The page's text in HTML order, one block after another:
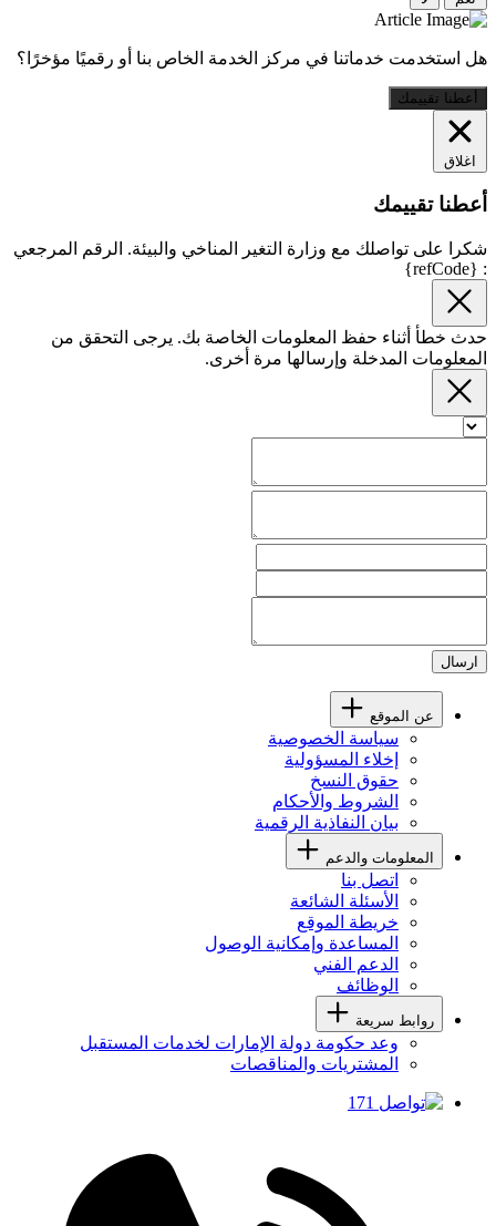
هل استخدمت خدماتنا في مركز الخدمة الخاص بنا أو رقميًا مؤخرًا؟
أعطنا تقييمك
اغلاق
أعطنا تقييمك
شكرا على تواصلك مع وزارة التغير المناخي والبيئة. الرقم المرجعي
: {refCode}
حدث خطأ أثناء حفظ المعلومات الخاصة بك. يرجى التحقق من
المعلومات المدخلة وإرسالها مرة أخرى.
ارسال
عن الموقع
سياسة الخصوصية
إخلاء المسؤولية
حقوق النسخ
الشروط والأحكام
بيان النفاذية الرقمية
المعلومات والدعم
اتصل بنا
الأسئلة الشائعة
خريطة الموقع
المساعدة وإمكانية الوصول
الدعم الفني
الوظائف
روابط سريعة
وعد حكومة دولة الإمارات لخدمات المستقبل
المشتريات والمناقصات